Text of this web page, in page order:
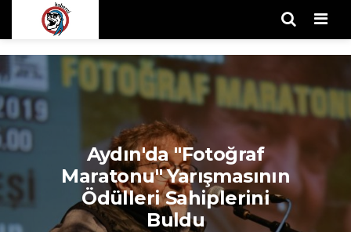
Aydın'da "Fotoğraf
Maratonu" Yarışmasının
Ödülleri Sahiplerini
Buldu